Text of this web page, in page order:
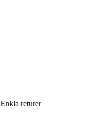
Enkla returer